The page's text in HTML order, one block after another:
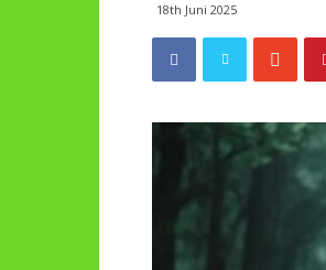
18th Juni 2025